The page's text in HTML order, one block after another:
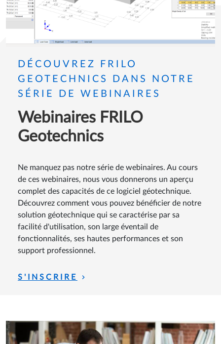
DÉCOUVREZ FRILO
GEOTECHNICS DANS NOTRE
SÉRIE DE WEBINAIRES
Webinaires FRILO
Ne manquez pas notre série de webinaires. Au cours
de ces webinaires, nous vous donnerons un aperçu
complet des capacités de ce logiciel géotechnique.
Découvrez comment vous pouvez bénéficier de notre
solution géotechnique qui se caractérise par sa
facilité d'utilisation, son large éventail de
fonctionnalités, ses hautes performances et son